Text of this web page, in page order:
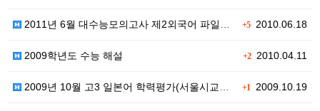
+52010.06.18
2011년 6월 대수능모의고사 제2외국어 파일입니다~
+22010.04.11
2009학년도 수능 해설
+1 2009.10.19
2009년 10월 고3 일본어 학력평가(서울시교육청)